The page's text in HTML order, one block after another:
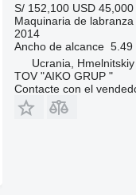
S/ 152,100 USD 45,000
Maquinaria de
2014
Ancho de alcance 5.49
Ucrania, Hmelnitskiy
TOV "AIKO GRUP "
Contacte con el